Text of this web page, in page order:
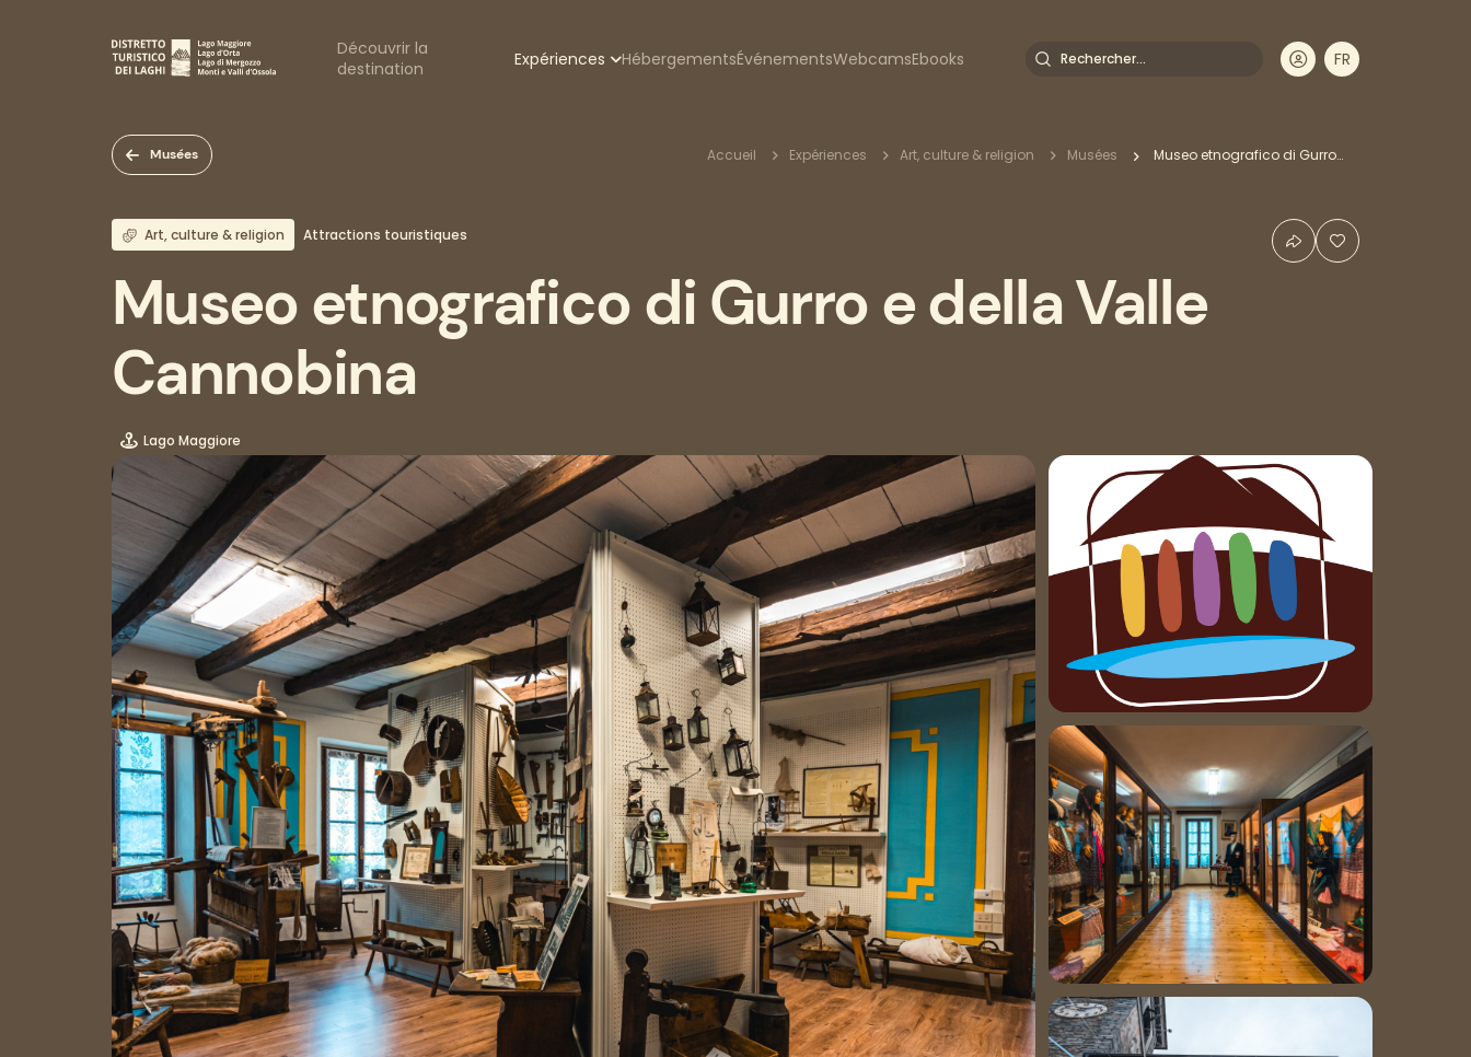
Navigazione
Découvrir la
destination
Expériences HébergementsÉvénementsWebcamsEbooks Rechercher
FR
IT
EN
DE
Musées
Fil
Accueil Expériences Art, culture & religion Musées Museo etnografico di Gurro e della Valle Cannobina
Art, culture & religion Attractions touristiques
Museo etnografico di Gurro e della Valle
Cannobina
Lago Maggiore